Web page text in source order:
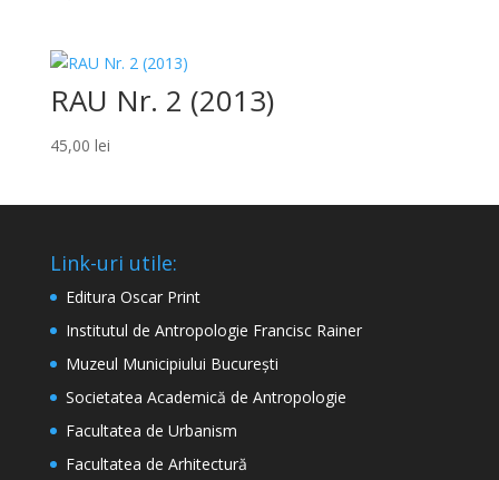
RAU Nr. 2 (2013)
45,00 lei
Link-uri utile:
Editura Oscar Print
Institutul de Antropologie Francisc Rainer
Muzeul Municipiului București
Societatea Academică de Antropologie
Facultatea de Urbanism
Facultatea de Arhitectură